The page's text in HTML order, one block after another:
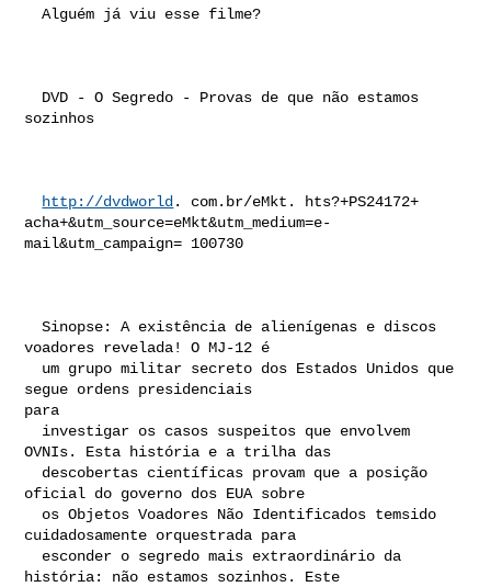
  Alguém já viu esse filme?
sozinhos
http://dvdworld . com.br/eMkt. hts?+PS24172+
acha+&utm_source=eMkt&utm_medium=e-
mail&utm_campaign= 100730
  Sinopse: A existência de alienígenas e discos
voadores revelada! O MJ-12 é
segue ordens presidenciais
para
OVNIs. Esta história e a trilha das
oficial do governo dos EUA sobre
cuidadosamente orquestrada para
história: não estamos sozinhos. Este